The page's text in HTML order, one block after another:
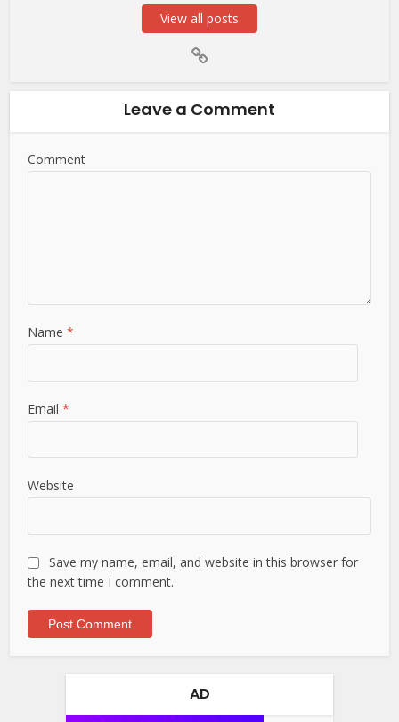
View all posts
Leave a Comment
Comment
Name*
Email*
Website
Save my name, email, and website in this browser for
the next time I comment.
AD